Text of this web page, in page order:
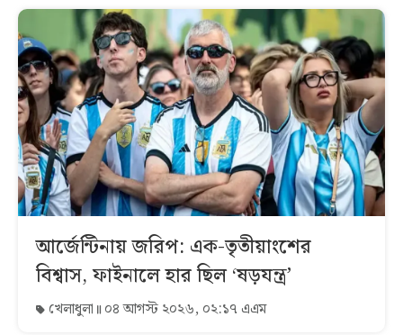
আর্জেন্টিনায় জরিপ: এক-তৃতীয়াংশের
বিশ্বাস, ফাইনালে হার ছিল ‘ষড়যন্ত্র’
খেলাধুলা ০৪ আগস্ট ২০২৬, ০২:১৭ এএম